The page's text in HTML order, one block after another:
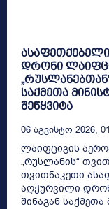
დრონი
საქმეთა
შეწყვიტა
06 Აგვისტო 2026,
ლაიფციგის
„რუსლანის“
თვითნაკეთი
აღჭურვილი
შინაგან საქმეთა